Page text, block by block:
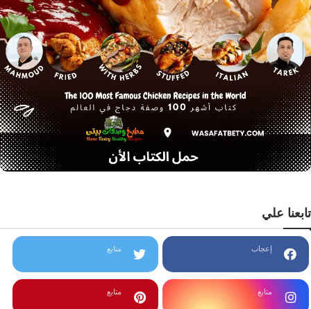
تابعنا علي
إعجاب متابع
متابع متابع